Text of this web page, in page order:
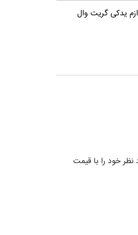
یدکی گریت وال
خود را با قیمت